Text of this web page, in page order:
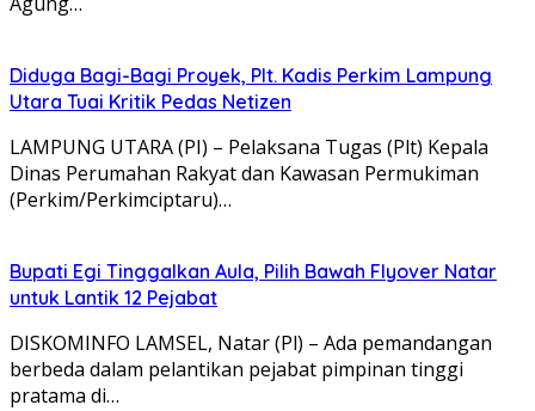
Diduga Bagi-Bagi Proyek, Plt. Kadis Perkim Lampung
Utara Tuai Kritik Pedas Netizen
LAMPUNG UTARA (PI) – Pelaksana Tugas (Plt) Kepala
Dinas Perumahan Rakyat dan Kawasan Permukiman
(Perkim/Perkimciptaru)…
Bupati Egi Tinggalkan Aula, Pilih Bawah Flyover Natar
untuk Lantik 12 Pejabat
DISKOMINFO LAMSEL, Natar (Pl) – Ada pemandangan
berbeda dalam pelantikan pejabat pimpinan tinggi
pratama di…